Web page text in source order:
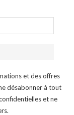
et des offres
désabonner à tout
et ne